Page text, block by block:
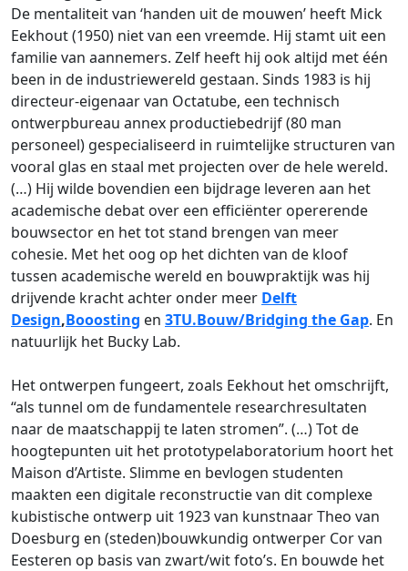
De mentaliteit van ‘handen uit de mouwen’ heeft Mick
Eekhout (1950) niet van een vreemde. Hij stamt uit een
familie van aannemers. Zelf heeft hij ook altijd met één
been in de industriewereld gestaan. Sinds 1983 is hij
directeur-eigenaar van Octatube, een technisch
ontwerpbureau annex productiebedrijf (80 man
personeel) gespecialiseerd in ruimtelijke structuren van
vooral glas en staal met projecten over de hele wereld.
(…) Hij wilde bovendien een bijdrage leveren aan het
academische debat over een efficiënter opererende
bouwsector en het tot stand brengen van meer
cohesie. Met het oog op het dichten van de kloof
tussen academische wereld en bouwpraktijk was hij
drijvende kracht achter onder meer Delft
Design,Booosting en 3TU.Bouw/Bridging the Gap. En
natuurlijk het Bucky Lab.
Het ontwerpen fungeert, zoals Eekhout het omschrijft,
“als tunnel om de fundamentele researchresultaten
naar de maatschappij te laten stromen”. (…) Tot de
hoogtepunten uit het prototypelaboratorium hoort het
Maison d’Artiste. Slimme en bevlogen studenten
maakten een digitale reconstructie van dit complexe
kubistische ontwerp uit 1923 van kunstnaar Theo van
Doesburg en (steden)bouwkundig ontwerper Cor van
Eesteren op basis van zwart/wit foto’s. En bouwde het